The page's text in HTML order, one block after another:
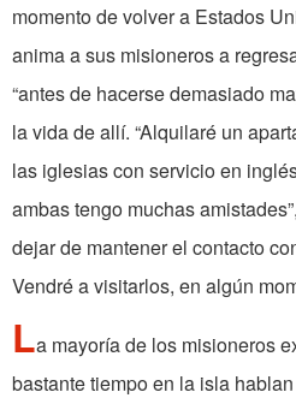
momento de volver a Estados
anima a sus misioneros a
“antes de hacerse demasiado
la vida de allí. “Alquilaré un
las iglesias con servicio en
ambas tengo muchas
dejar de mantener el contacto
Vendré a visitarlos, en algún
La mayoría de los misioneros
bastante tiempo en la isla